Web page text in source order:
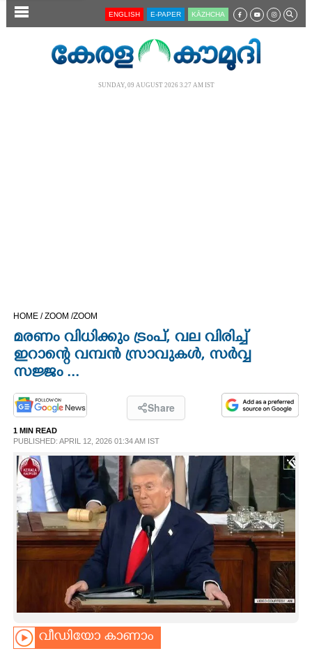
SECTIONS
OPINION
PHOTOS
LIFESTYLE
SPIRITUAL
INFO+
CARTOONS
ENGLISH E-PAPER KĀZHCHA
SUNDAY, 09 AUGUST 2026 3.27 AM IST
HOME /ZOOM /ZOOM
മരണം വിധിക്കും ട്രംപ്, വല വിരിച്ച്
ഇറാന്റെ വമ്പൻ സ്രാവുകൾ, സർവ്വ
സജ്ജം ...
Share
1 MIN READ
PUBLISHED: APRIL 12, 2026 01:34 AM IST
വീഡിയോ കാണാം